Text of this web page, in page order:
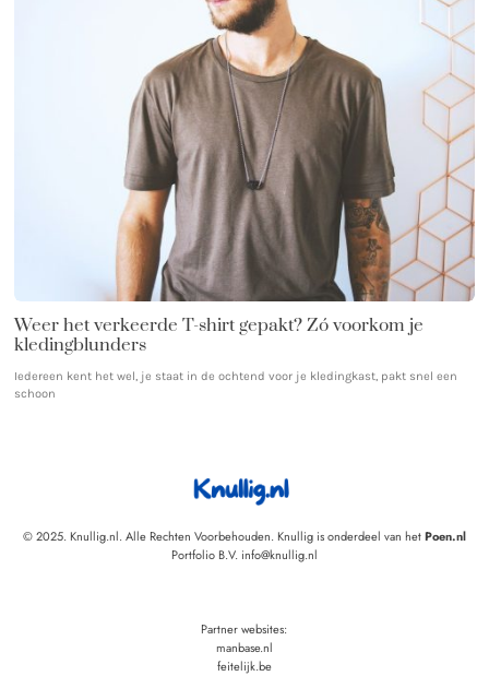
Weer het verkeerde T-shirt gepakt? Zó voorkom je
kledingblunders
Iedereen kent het wel, je staat in de ochtend voor je kledingkast, pakt snel een
schoon
© 2025. Knullig.nl. Alle Rechten Voorbehouden. Knullig is onderdeel van hetPoen.nl
Portfolio B.V. info@knullig.nl
Partner websites:
manbase.nl
feitelijk.be